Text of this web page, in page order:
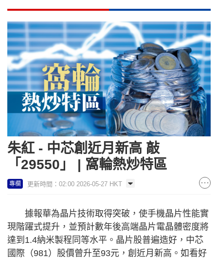
朱紅 - 中芯創近月新高 敲
「29550」 | 窩輪熱炒特區
專欄 更新時間：02:00 2026-05-27 HKT
據報華為晶片技術取得突破，使手機晶片性能實
現階躍式提升，並預計數年後高端晶片電晶體密度將
達到1.4納米製程同等水平。晶片股普遍造好，中芯
國際（981）股價曾升至93元，創近月新高。如看好